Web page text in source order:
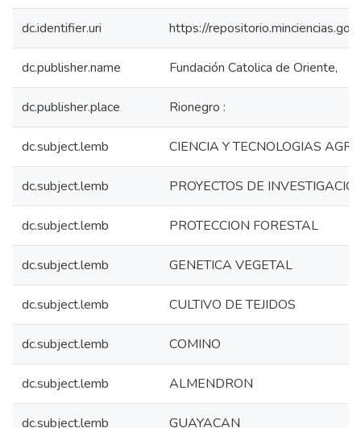
dc.identifier.uri https://
dc.publisher.name Fundación Catolica de Oriente,
dc.publisher.place Rionegro :
dc.subject.lemb CIENCIA Y TECNOLOGIAS
dc.subject.lemb PROYECTOS DE
dc.subject.lemb PROTECCION FORESTAL
dc.subject.lemb GENETICA VEGETAL
dc.subject.lemb CULTIVO DE TEJIDOS
dc.subject.lemb COMINO
dc.subject.lemb ALMENDRON
dc.subject.lemb GUAYACAN